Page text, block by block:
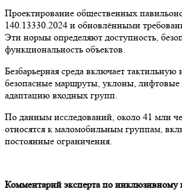
Проектирование общественных
140.13330.2024 и обновлёнными
Эти нормы определяют доступность,
функциональность объектов.
Безбарьерная среда включает
безопасные маршруты, уклоны,
адаптацию входных групп.
По данным исследований, около 41 млн
относятся к маломобильным группам,
постоянные ограничения.
Комментарий эксперта по инклюзивному